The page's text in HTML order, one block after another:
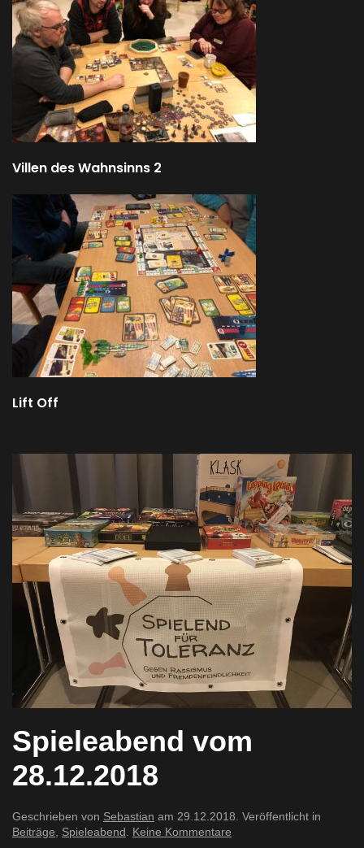
Villen des Wahnsinns 2
Lift Off
Spieleabend vom
28.12.2018
Geschrieben von Sebastian am 29.12.2018 . Veröffentlicht in
Beiträge
Spieleabend Keine Kommentare